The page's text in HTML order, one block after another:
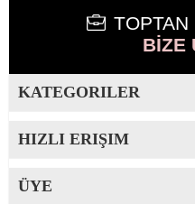
TOPTAN
BİZE
KATEGORILER
HIZLI ERIŞIM
ÜYE